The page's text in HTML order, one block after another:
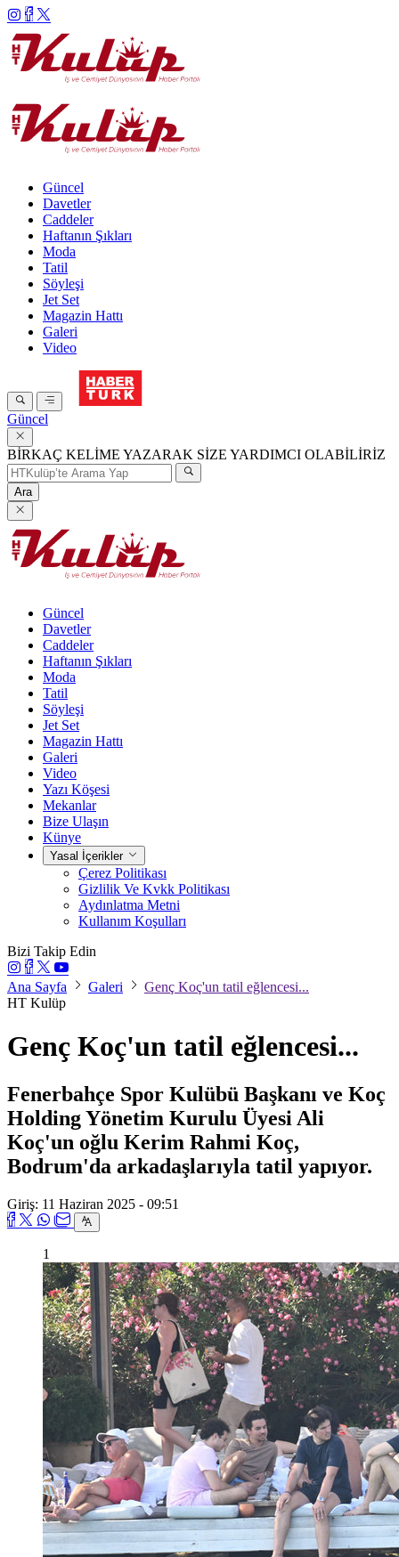
Güncel
Davetler
Caddeler
Haftanın Şıkları
Moda
Tatil
Söyleşi
Jet Set
Magazin Hattı
Galeri
Video
Güncel
BİRKAÇ KELİME YAZARAK SİZE YARDIMCI OLABİLİRİZ
Ara
Güncel
Davetler
Caddeler
Haftanın Şıkları
Moda
Tatil
Söyleşi
Jet Set
Magazin Hattı
Galeri
Video
Yazı Köşesi
Mekanlar
Bize Ulaşın
Künye
Yasal İçerikler
Çerez Politikası
Gizlilik Ve Kvkk Politikası
Aydınlatma Metni
Kullanım Koşulları
Bizi Takip Edin
Ana Sayfa Galeri
Genç Koç'un tatil eğlencesi...
HT Kulüp
Genç Koç'un tatil eğlencesi...
Fenerbahçe Spor Kulübü Başkanı ve Koç
Holding Yönetim Kurulu Üyesi Ali
Koç'un oğlu Kerim Rahmi Koç,
Bodrum'da arkadaşlarıyla tatil yapıyor.
Giriş: 11 Haziran 2025 - 09:51
1